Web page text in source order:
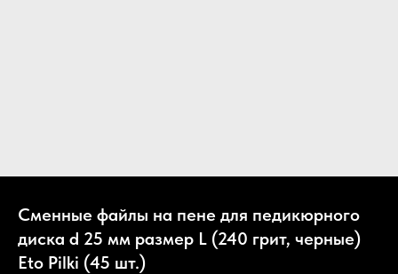
Сменные файлы на пене для педикюрного
диска d 25 мм размер L (240 грит, черные)
Eto Pilki (45 шт.)